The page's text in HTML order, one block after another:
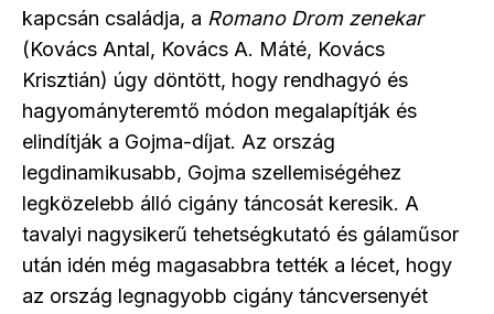
kapcsán családja, a Romano Drom zenekar
(Kovács Antal, Kovács A. Máté, Kovács
Krisztián) úgy döntött, hogy rendhagyó és
hagyományteremtő módon megalapítják és
elindítják a Gojma-díjat. Az ország
legdinamikusabb, Gojma szellemiségéhez
legközelebb álló cigány táncosát keresik. A
tavalyi nagysikerű tehetségkutató és gálaműsor
után idén még magasabbra tették a lécet, hogy
az ország legnagyobb cigány táncversenyét